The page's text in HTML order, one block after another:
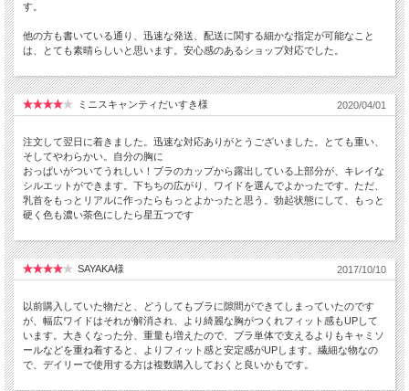
す。
他の方も書いている通り、迅速な発送、配送に関する細かな指定が可能なこと
は、とても素晴らしいと思います。安心感のあるショップ対応でした。
ミニスキャンティだいすき様 2020/04/01
注文して翌日に着きました。迅速な対応ありがとうございました。とても重い、
そしてやわらかい。自分の胸に
おっぱいがついてうれしい！ブラのカップから露出している上部分が、キレイな
シルエットができます。下ちちの広がり、ワイドを選んでよかったです。ただ、
乳首をもっとリアルに作ったらもっとよかったと思う。勃起状態にして、もっと
硬く色も濃い茶色にしたら星五つです
SAYAKA様 2017/10/10
以前購入していた物だと、どうしてもブラに隙間ができてしまっていたのです
が、幅広ワイドはそれが解消され、より綺麗な胸がつくれフィット感もUPして
います。大きくなった分、重量も増えたので、ブラ単体で支えるよりもキャミソ
ールなどを重ね着すると、よりフィット感と安定感がUPします。繊細な物なの
で、デイリーで使用する方は複数購入しておくと良いかもです。